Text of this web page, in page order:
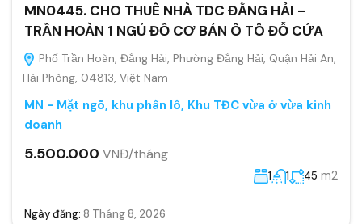
MN0445. CHO THUÊ NHÀ TDC ĐẰNG HẢI –
TRẦN HOÀN 1 NGỦ ĐỒ CƠ BẢN Ô TÔ ĐỖ CỬA
Phố Trần Hoàn, Đằng Hải, Phường Đằng Hải, Quận Hải An,
Hải Phòng, 04813, Việt Nam
MN - Mặt ngõ, khu phân lô, Khu TĐC vừa ở vừa kinh
doanh
5.500.000 VNĐ/tháng
1 1 45 m2
Ngày đăng: 8 Tháng 8, 2026